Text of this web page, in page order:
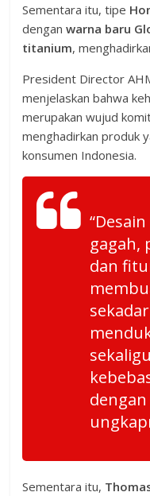
Sementara itu, tipe
denganwarna baru
titanium,
President Director
menjelaskan bahwa
merupakan wujud
menghadirkan produk
konsumen Indonesia.
gagah,
dan
Sementara itu,